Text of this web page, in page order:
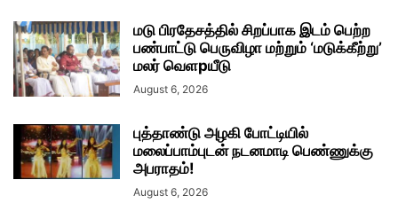
மடு பிரதேசத்தில் சிறப்பாக இடம் பெற்ற
பண்பாட்டு பெருவிழா மற்றும் ‘மடுக்கீற்று’
மலர் வெளpயீடு
August 6, 2026
புத்தாண்டு அழகி போட்டியில்
மலைப்பாம்புடன் நடனமாடி பெண்ணுக்கு
அபராதம்!
August 6, 2026